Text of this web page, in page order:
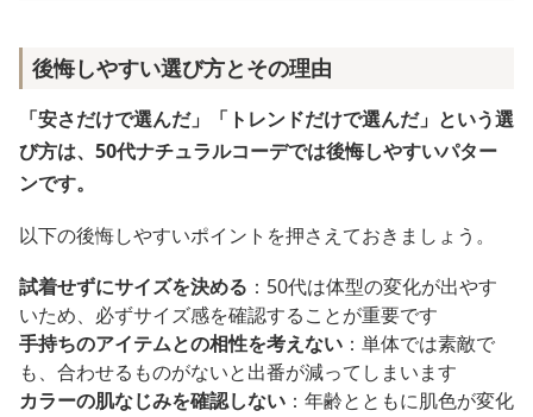
後悔しやすい選び方とその理由
「安さだけで選んだ」「トレンドだけで選んだ」という選
び方は、50代ナチュラルコーデでは後悔しやすいパター
ンです。
以下の後悔しやすいポイントを押さえておきましょう。
試着せずにサイズを決める ：50代は体型の変化が出やす
いため、必ずサイズ感を確認することが重要です
手持ちのアイテムとの相性を考えない ：単体では素敵で
も、合わせるものがないと出番が減ってしまいます
カラーの肌なじみを確認しない ：年齢とともに肌色が変化